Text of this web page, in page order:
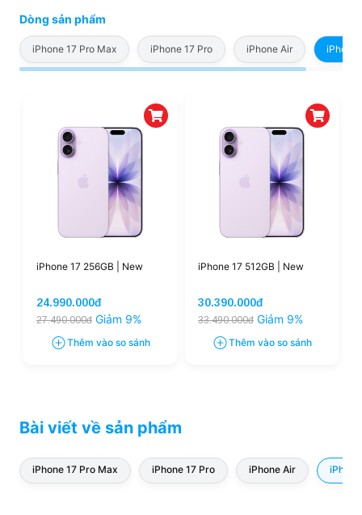
Dòng sản phẩm
iPhone 17 Pro Max iPhone 17 Pro iPhone Air iPhone
iPhone 17 256GB | New
24.990.000đ
27.490.000đ Giảm 9%
Thêm vào so sánh
iPhone 17 512GB | New
30.390.000đ
33.490.000đ Giảm 9%
Thêm vào so sánh
Bài viết về sản phẩm
iPhone 17 Pro Max iPhone 17 Pro iPhone Air